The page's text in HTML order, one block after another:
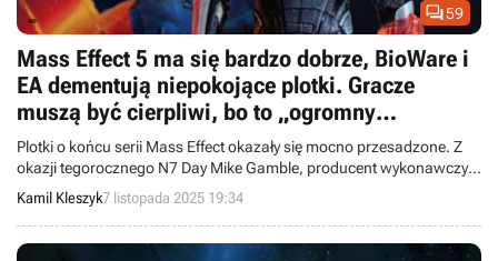
59
Mass Effect 5 ma się bardzo dobrze, BioWare i
EA dementują niepokojące plotki. Gracze
muszą być cierpliwi, bo to „ogromny
wszechświat do ogarnięcia”
Plotki o końcu serii Mass Effect okazały się mocno przesadzone. Z
okazji tegorocznego N7 Day Mike Gamble, producent wykonawczy
serii, potwierdził, że nowa odsłona kultowego RPG ma się bardzo
dobrze. Mało tego, w przygotowaniu jest także serial telewizyjny
tworzony we współpracy z Amazonem.
Kamil Kleszyk7 listopada 2025 19:34